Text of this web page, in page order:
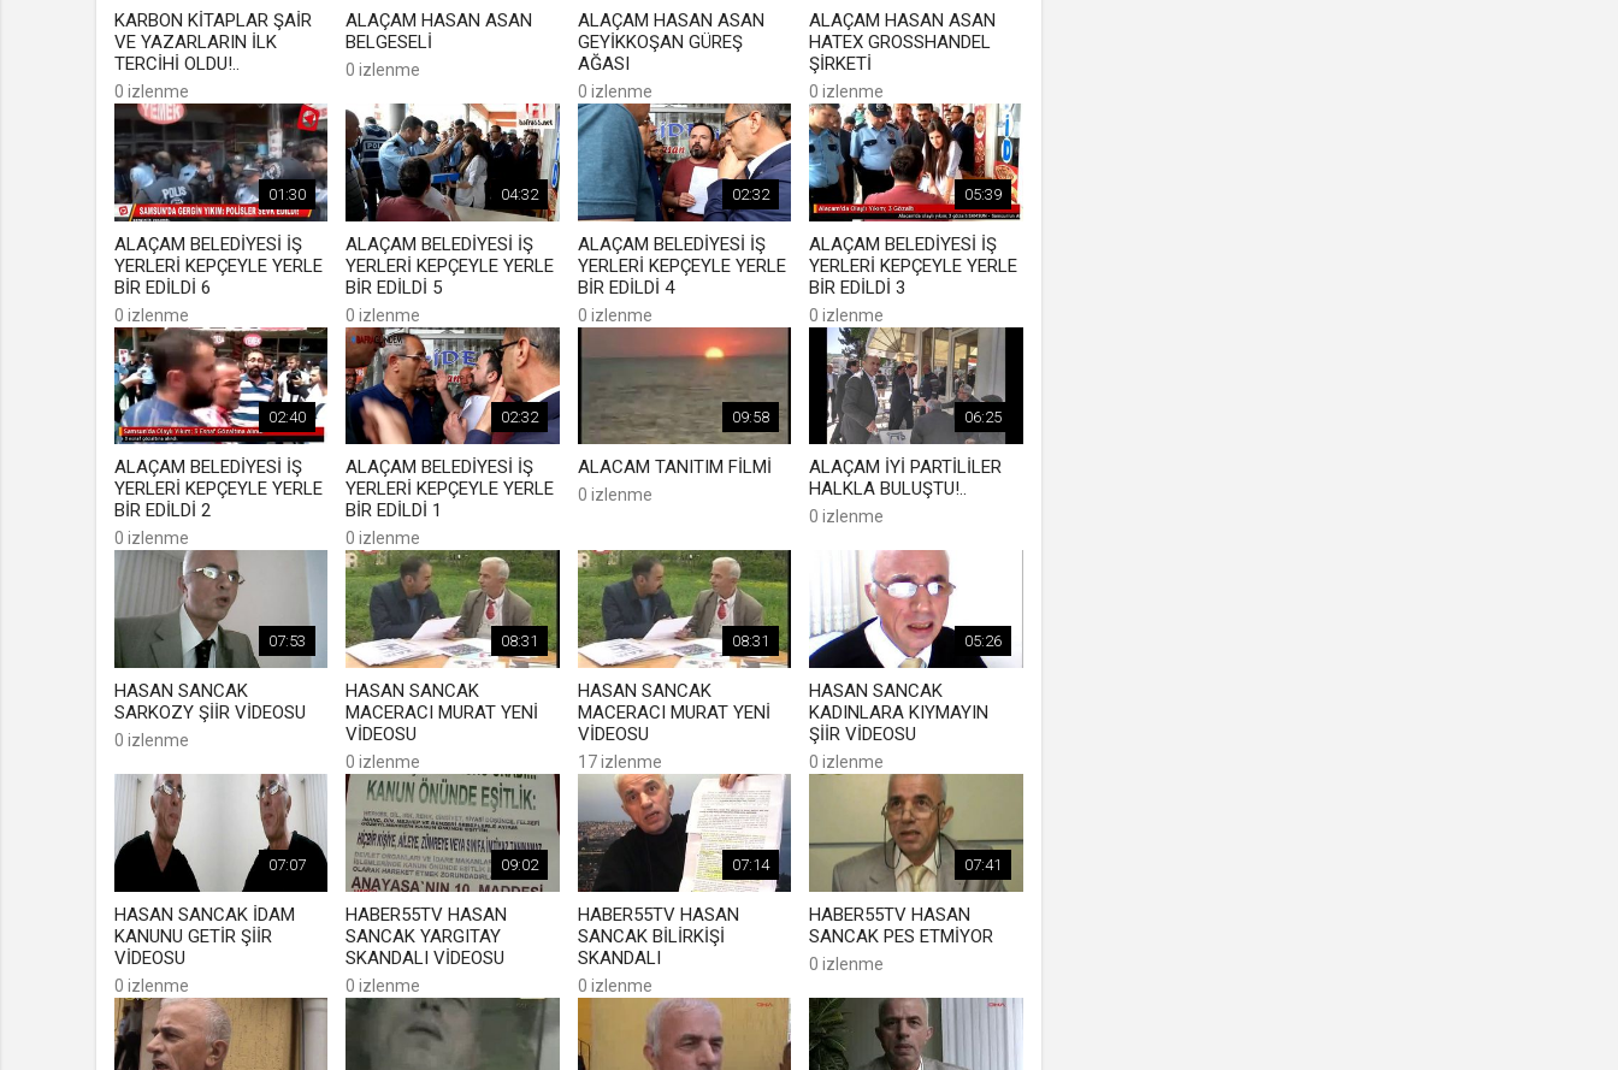
KARBON KİTAPLAR ŞAİR
VE YAZARLARIN İLK
TERCİHİ OLDU!..
0 izlenme
ALAÇAM HASAN ASAN
BELGESELİ
0 izlenme
ALAÇAM HASAN ASAN
GEYİKKOŞAN GÜREŞ
AĞASI
0 izlenme
ALAÇAM HASAN ASAN
HATEX GROSSHANDEL
ŞİRKETİ
0 izlenme
01:30
ALAÇAM BELEDİYESİ İŞ
YERLERİ KEPÇEYLE YERLE
BİR EDİLDİ 6
0 izlenme
04:32
ALAÇAM BELEDİYESİ İŞ
YERLERİ KEPÇEYLE YERLE
BİR EDİLDİ 5
0 izlenme
02:32
ALAÇAM BELEDİYESİ İŞ
YERLERİ KEPÇEYLE YERLE
BİR EDİLDİ 4
0 izlenme
05:39
ALAÇAM BELEDİYESİ İŞ
YERLERİ KEPÇEYLE YERLE
BİR EDİLDİ 3
0 izlenme
02:40
ALAÇAM BELEDİYESİ İŞ
YERLERİ KEPÇEYLE YERLE
BİR EDİLDİ 2
0 izlenme
02:32
ALAÇAM BELEDİYESİ İŞ
YERLERİ KEPÇEYLE YERLE
BİR EDİLDİ 1
0 izlenme
09:58
ALACAM TANITIM FİLMİ
0 izlenme
06:25
ALAÇAM İYİ PARTİLİLER
HALKLA BULUŞTU!..
0 izlenme
07:53
HASAN SANCAK
SARKOZY ŞİİR VİDEOSU
0 izlenme
08:31
HASAN SANCAK
MACERACI MURAT YENİ
VİDEOSU
0 izlenme
08:31
HASAN SANCAK
MACERACI MURAT YENİ
VİDEOSU
17 izlenme
05:26
HASAN SANCAK
KADINLARA KIYMAYIN
ŞİİR VİDEOSU
0 izlenme
07:07
HASAN SANCAK İDAM
KANUNU GETİR ŞİİR
VİDEOSU
0 izlenme
09:02
HABER55TV HASAN
SANCAK YARGITAY
SKANDALI VİDEOSU
0 izlenme
07:14
HABER55TV HASAN
SANCAK BİLİRKİŞİ
SKANDALI
0 izlenme
07:41
HABER55TV HASAN
SANCAK PES ETMİYOR
0 izlenme